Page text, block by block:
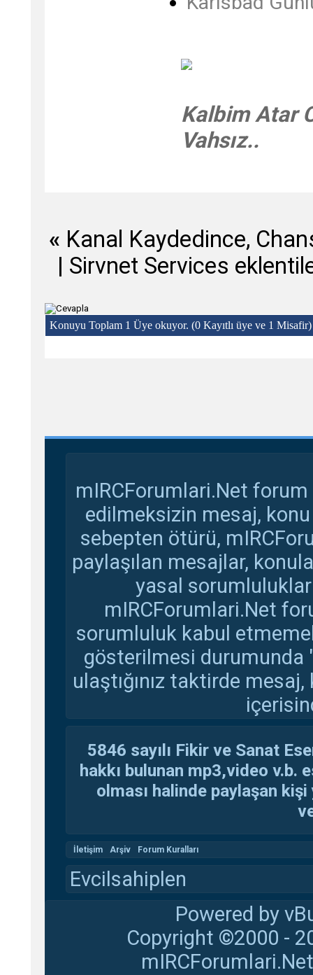
Kalbim Atar
Vahsız..
« Kanal Kaydedince,
| Sirvnet Services
Konuyu Toplam 1 Üye okuyor. (0 Kayıtlı üye ve 1 Misafir)
mIRCForumlari.Net
edilmeksizin mesaj,
sebepten ötürü,
paylaşılan mesajlar,
yasal
mIRCForumlari.Net
sorumluluk kabul
gösterilmesi durumunda
ulaştığınız taktirde
5846 sayılı Fikir ve Sanat
hakkı bulunan mp3,video v.b.
olması halinde paylaşan
İletişim Arşiv Forum Kuralları
Evcilsahiplen
Powered by
Copyright ©2000 -